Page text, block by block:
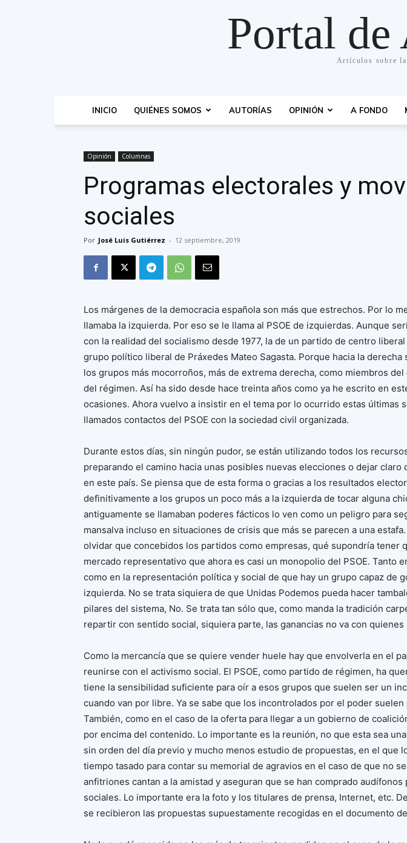
Portal
Artículos sobre
INICIO QUIÉNES SOMOS AUTORÍAS OPINIÓN A FONDO
Opinión Columnas
Programas electorales y
sociales
Por José Luis Gutiérrez - 12 septiembre, 2019
Los márgenes de la democracia española son más que estrechos. Por lo
llamaba la izquierda. Por eso se le llama al PSOE de izquierdas. Aunque
con la realidad del socialismo desde 1977, la de un partido de centro
grupo político liberal de Práxedes Mateo Sagasta. Porque hacia la
los grupos más mocorroños, más de extrema derecha, como miembros
del régimen. Así ha sido desde hace treinta años como ya he escrito en
ocasiones. Ahora vuelvo a insistir en el tema por lo ocurrido estas últimas
llamados contactos del PSOE con la sociedad civil organizada.
Durante estos días, sin ningún pudor, se están utilizando todos los
preparando el camino hacia unas posibles nuevas elecciones o dejar claro
en este país. Se piensa que de esta forma o gracias a los resultados
definitivamente a los grupos un poco más a la izquierda de tocar alguna
antiguamente se llamaban poderes fácticos lo ven como un peligro para
mansalva incluso en situaciones de crisis que más se parecen a una
olvidar que concebidos los partidos como empresas, qué supondría tener
mercado representativo que ahora es casi un monopolio del PSOE. Tanto
como en la representación política y social de que hay un grupo capaz de
izquierda. No se trata siquiera de que Unidas Podemos pueda hacer
pilares del sistema, No. Se trata tan sólo que, como manda la tradición
repartir con sentido social, siquiera parte, las ganancias no va con
Como la mercancía que se quiere vender huele hay que envolverla en el
reunirse con el activismo social. El PSOE, como partido de régimen, ha
tiene la sensibilidad suficiente para oír a esos grupos que suelen ser un
cuando van por libre. Ya se sabe que los incontrolados por el poder
También, como en el caso de la oferta para llegar a un gobierno de
por encima del contenido. Lo importante es la reunión, no que esta sea
sin orden del día previo y mucho menos estudio de propuestas, en el que
tiempo tasado para contar su memorial de agravios en el caso de que no
anfitriones cantan a la amistad y aseguran que se han comprado audífonos
sociales. Lo importante era la foto y los titulares de prensa, Internet, etc.
se recibieron las propuestas supuestamente recogidas en el documento